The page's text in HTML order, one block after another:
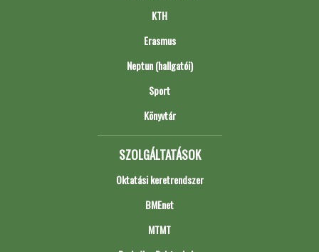
KTH
Erasmus
Neptun (hallgatói)
Sport
Könyvtár
SZOLGÁLTATÁSOK
Oktatási keretrendszer
BMEnet
MTMT